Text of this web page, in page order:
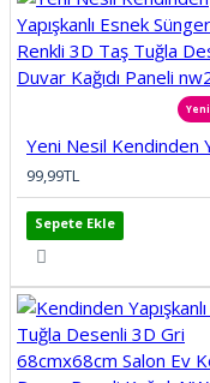
99,99TL
Sepete Ekle